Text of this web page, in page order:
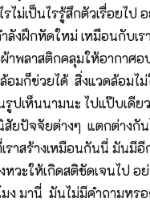
ไม่เป็นไรรู้สึกตัวเรื่อยไ
งฝึกหัดใหม่ เหมือนกับเ
าพลาสติกคลุมให้อากา
มก็ช่วยได้ สิ่งแวดล้อมไ
เห็นนามนะ ไปแป๊บเดี
ปัจจัยต่างๆ แตกต่างกัน
าสร้างเหมือนกันนี่ มันมี
ะให้เกิดสติชัดเจนไป อ
ง มานี่ มันไม่มีคำถามหร